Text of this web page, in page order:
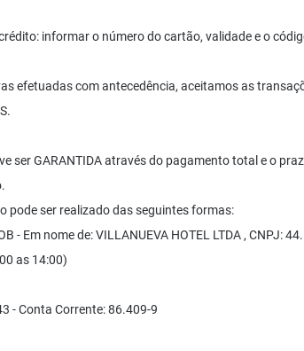
informar o número do cartão, validade e o
efetuadas com antecedência, aceitamos as
ser GARANTIDA através do pagamento total e o
pode ser realizado das seguintes formas:
- Em nome de: VILLANUEVA HOTEL LTDA , CNPJ:
as 14:00)
- Conta Corrente: 86.409-9